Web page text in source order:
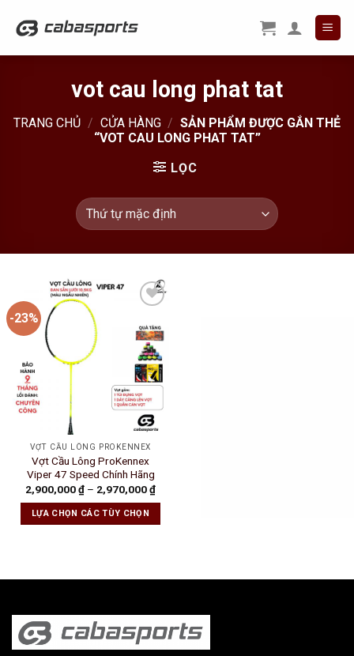
vot cau long phat tat
TRANG CHỦ / CỬA HÀNG / SẢN PHẨM ĐƯỢC GẮN THẺ
“VOT CAU LONG PHAT TAT”
LỌC
-23%
Wishlist
VỢT CẦU LÔNG PROKENNEX
Vợt Cầu Lông ProKennex
Viper 47 Speed Chính Hãng
2,900,000₫ – 2,970,000₫
LỰA CHỌN CÁC TÙY CHỌN